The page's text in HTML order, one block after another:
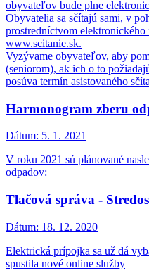
obyvateľov bude plne
Obyvatelia sa sčítajú sami, v
prostredníctvom
www.scitanie.sk.
Vyzývame obyvateľov, aby
(seniorom), ak ich o to
posúva termín asistovaného
Harmonogram zberu
Dátum: 5. 1. 2021
V roku 2021 sú plánované
odpadov:
Tlačová správa -
Dátum: 18. 12. 2020
Elektrická prípojka sa už dá
spustila nové online služby